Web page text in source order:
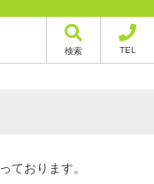
検索 TEL
ております。